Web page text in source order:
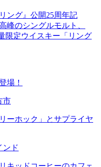
ング』公開25周年記
のシングルモルト、
定ウイスキー「リング
場！
市
ーホック」とサプライヤ
ンド